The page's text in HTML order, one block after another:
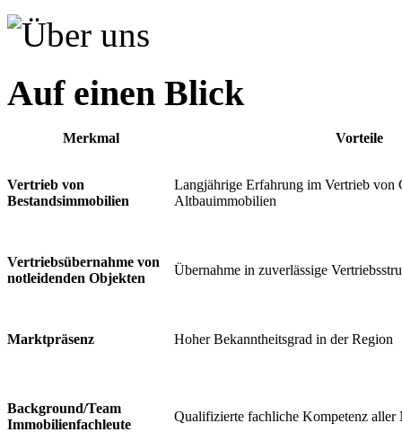
Auf einen Blick
Merkmal Vorteile
Vertrieb von
Bestandsimmobilien
Langjährige Erfahrung im Vertrieb von
Altbauimmobilien
Vertriebsübernahme von
notleidenden Objekten
Übernahme in zuverlässige
Marktpräsenz Hoher Bekanntheitsgrad in der Region
Background/Team
Immobilienfachleute
Qualifizierte fachliche Kompetenz aller